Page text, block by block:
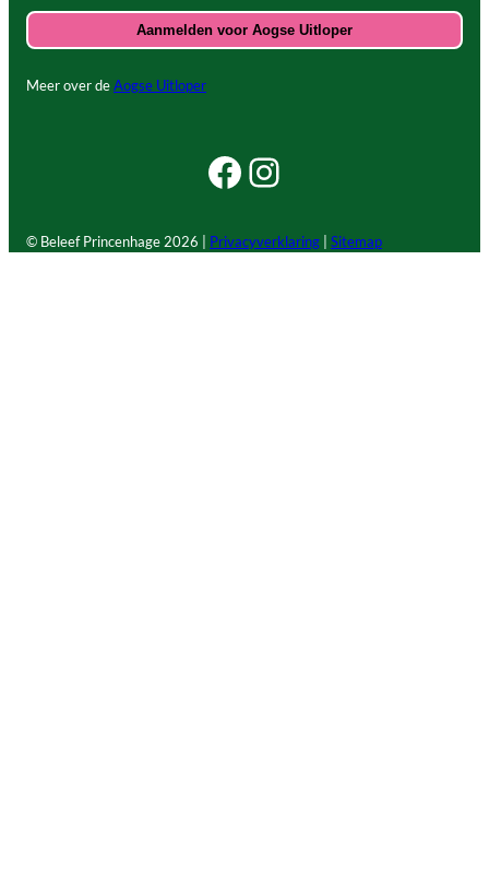
Meer over deAogse Uitloper
Facebook Beleef Princenhage
Instagram Beleef Princenhage
© Beleef Princenhage 2026 | Privacyverklaring Sitemap